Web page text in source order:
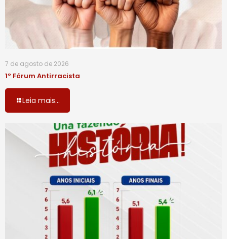
7 de agosto de 2026
1º Fórum Antirracista
Leia mais...